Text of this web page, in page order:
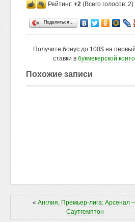
Рейтинг: +2 (Всего голосов: 2)
Поделиться…
Получите бонус до 100$ на
ставки в букмекерской
Похожие записи
« Англия, Премьер-лига: Арсенал
Саутгемптон